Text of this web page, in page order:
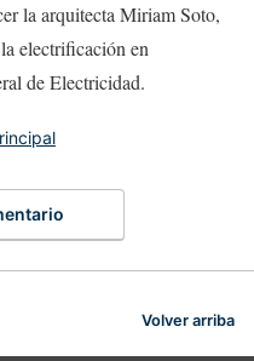
la arquitecta Miriam Soto,
electrificación en
de Electricidad.
Volver arriba